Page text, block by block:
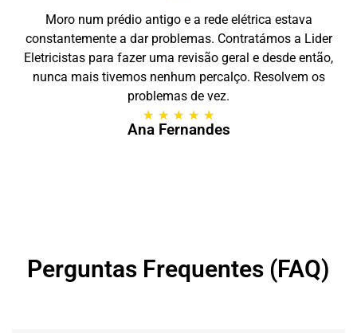
Moro num prédio antigo e a rede elétrica estava
constantemente a dar problemas. Contratámos a Lider
Eletricistas para fazer uma revisão geral e desde então,
nunca mais tivemos nenhum percalço. Resolvem os
problemas de vez.
★ ★ ★ ★ ★
Ana Fernandes
Perguntas Frequentes (FAQ)